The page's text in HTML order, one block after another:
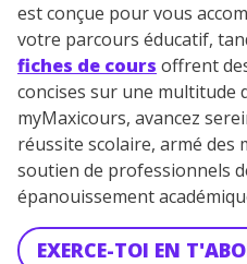
est conçue pour vous
votre parcours éducatif,
fiches de cours offrent
concises sur une multitude
myMaxicours, avancez
réussite scolaire, armé des
soutien de professionnels
épanouissement
EXERCE-TOI EN
TESTER
* Votre code d'accès sera
renseignant votre e-mail, vous
données à caractère personnel
la marque myMaxicours, afin
accès au service de soutien
savoir plus sur la gestion de
pour exercer vos droits, vous
charte.